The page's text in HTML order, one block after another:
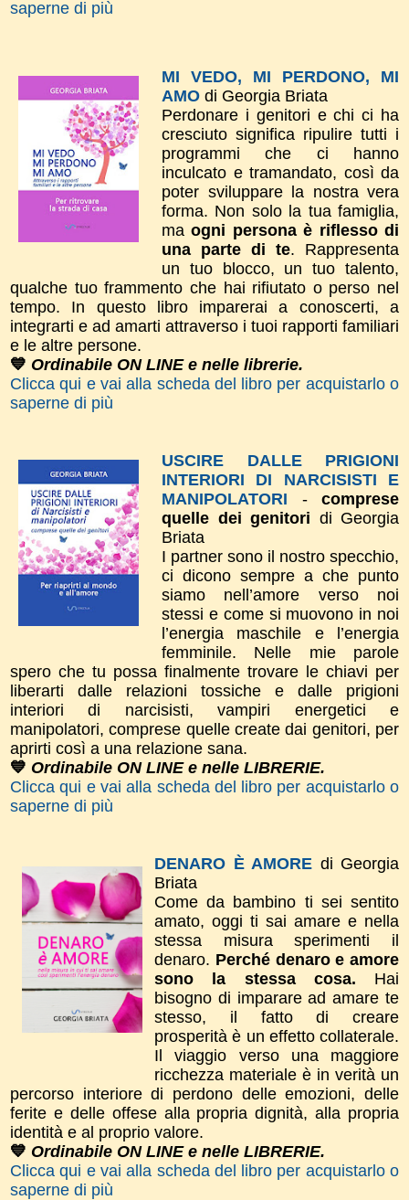
saperne di più
MI VEDO, MI PERDONO, MI
AMO di Georgia Briata
Perdonare i genitori e chi ci ha
cresciuto significa ripulire tutti i
programmi che ci hanno
inculcato e tramandato, così da
poter sviluppare la nostra vera
forma. Non solo la tuafamiglia,
maogni persona è riflesso di
una parte di te. Rappresenta
un tuo blocco, un tuo talento,
qualche tuo frammento che hai rifiutato o perso nel
tempo.
In questo libro imparerai a conoscerti, a
integrarti e ad amarti attraverso i tuoi rapporti familiari
e le altre persone.
💙 Ordinabile ON LINE e nelle librerie.
Clicca qui e vai alla scheda del libro per acquistarlo o
saperne di più
USCIRE DALLE PRIGIONI
INTERIORI DI NARCISISTI E
MANIPOLATORI
- comprese
quelle dei genitori di Georgia
Briata
I partner sono il nostro specchio,
ci dicono sempre a che punto
siamo nell’amore verso noi
stessi e come si muovono in noi
l’energia maschile e l’energia
femminile. Nelle mie parole
spero che tu possa finalmente trovare le chiavi per
liberarti dalle relazioni tossiche e dalle prigioni
interiori di narcisisti, vampiri energetici e
manipolatori, comprese quelle create dai genitori, per
aprirti così a una relazione sana.
💙 Ordinabile ON LINE e nelle LIBRERIE.
Clicca qui e vai alla scheda del libro per acquistarlo o
saperne di più
DENARO È AMORE di Georgia
Briata
Come da bambino ti sei sentito
amato, oggi ti sai amare e nella
stessa misura sperimenti il
denaro. Perché denaro e amore
sono la stessa cosa. Hai
bisogno di imparare ad amare te
stesso, il fatto di creare
prosperità è un effetto collaterale.
Il viaggio verso una maggiore
ricchezza materiale è in verità un
percorso interiore di perdono delle emozioni, delle
ferite e delle offese alla propria dignità, alla propria
identità e al proprio valore.
💙 Ordinabile ON LINE e nelle LIBRERIE.
Clicca qui e vai alla scheda del libro per acquistarlo o
saperne di più